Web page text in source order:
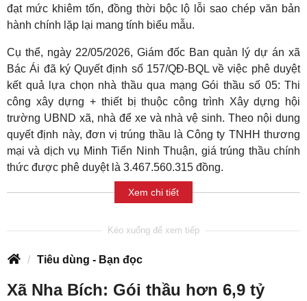
đạt mức khiêm tốn, đồng thời bộc lộ lỗi sao chép văn bản
hành chính lặp lại mang tính biểu mẫu.
Cụ thể, ngày 22/05/2026, Giám đốc Ban quản lý dự án xã
Bác Ái đã ký Quyết định số 157/QĐ-BQL về việc phê duyệt
kết quả lựa chọn nhà thầu qua mạng Gói thầu số 05: Thi
công xây dựng + thiết bị thuộc công trình Xây dựng hội
trường UBND xã, nhà để xe và nhà vệ sinh. Theo nội dung
quyết định này, đơn vị trúng thầu là Công ty TNHH thương
mại và dịch vụ Minh Tiển Ninh Thuận, giá trúng thầu chính
thức được phê duyệt là 3.467.560.315 đồng.
Xem chi tiết
Tiêu dùng - Bạn đọc
Xã Nha Bích: Gói thầu hơn 6,9 tỷ